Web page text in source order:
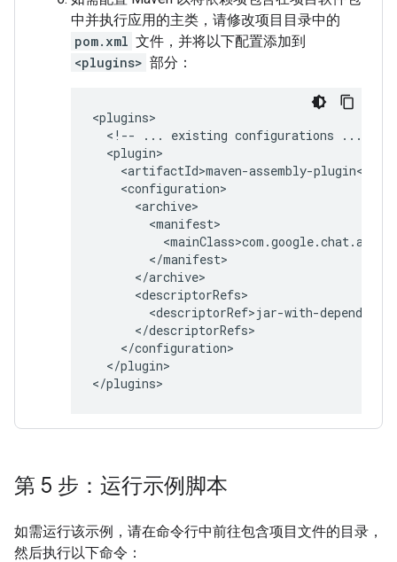
中并执行应用的主类，请修改项目目录中的
pom.xml 文件，并将以下配置添加到
<plugins> 部分：
<!--
... existing configurations ...
</plugin>
第 5 步：运行示例脚本
如需运行该示例，请在命令行中前往包含项目文件的目录，
然后执行以下命令：